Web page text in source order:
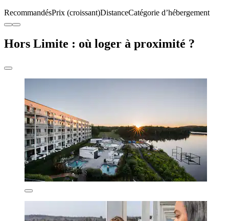
RecommandésPrix (croissant)DistanceCatégorie d’hébergement
Hors Limite : où loger à proximité ?